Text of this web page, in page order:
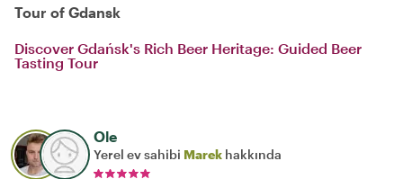
Tour of Gdansk
Discover Gdańsk's Rich Beer Heritage: Guided Beer
Tasting Tour
Ole
Yerel ev sahibi Marek hakkında